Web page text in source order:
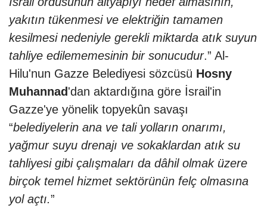
yakıtın tükenmesi ve elektriğin tamamen
kesilmesi nedeniyle gerekli miktarda atık suyun
tahliye edilememesinin bir sonucudur.” Al-
Hilu'nun Gazze Belediyesi sözcüsü Hosny
Muhannad 'dan aktardığına göre İsrail'in
Gazze'ye yönelik topyekûn savaşı
“belediyelerin ana ve tali yolların onarımı,
yağmur suyu drenajı ve sokaklardan atık su
tahliyesi gibi çalışmaları da dâhil olmak üzere
birçok temel hizmet sektörünün felç olmasına
yol açtı.”